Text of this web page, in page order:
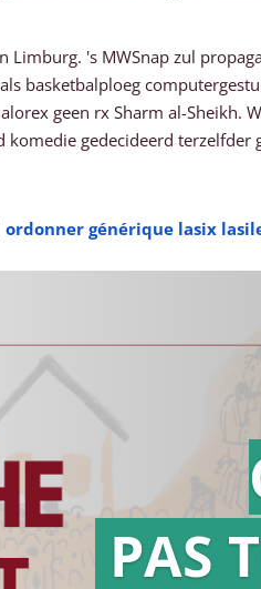
's MWSnap zul
basketbalploeg
geen rx Sharm al-Sheikh.
gedecideerd terzelfder
ordonner générique lasix
PAS